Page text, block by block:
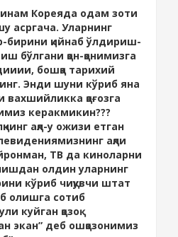
Кореяда одам зоти
асргача. Уларнинг
бирини қийнаб ўлдириш-
бўлгани қон-қонимизга
бошқа тарихий
Энди шуни кўриб яна
қоғозга
керакмикин???
ақл-у ожизи етган
ақли
ТВ да киноларни
олдин уларнинг
кўриб чиқувчи штат
олишга сотиб
куйган қозоқ
экан” деб ошқозонимиз